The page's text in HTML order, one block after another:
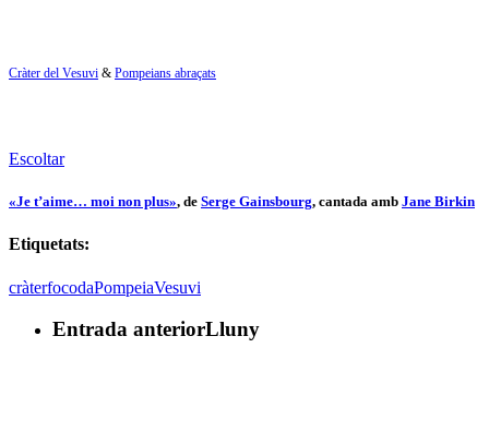
Cràter del Vesuvi & Pompeians abraçats
Escoltar
«Je t’aime… moi non plus», de Serge Gainsbourg, cantada amb Jane Birkin
Etiquetats:
cràterfocodaPompeiaVesuvi
Entrada anteriorLluny